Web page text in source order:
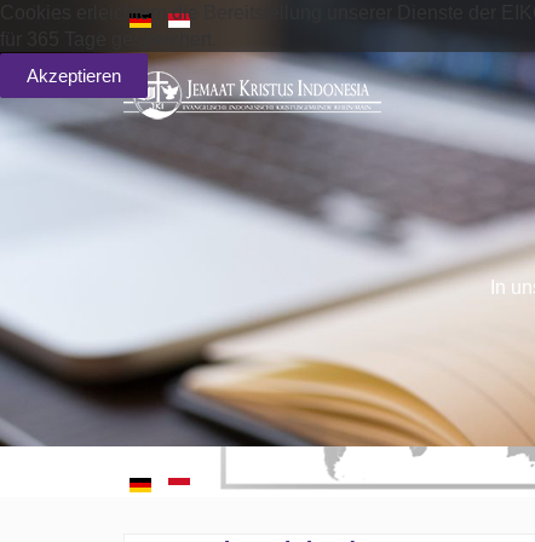
In
Cookies erleichtern die Bereitstellung unserer Dienste der
Akzeptieren